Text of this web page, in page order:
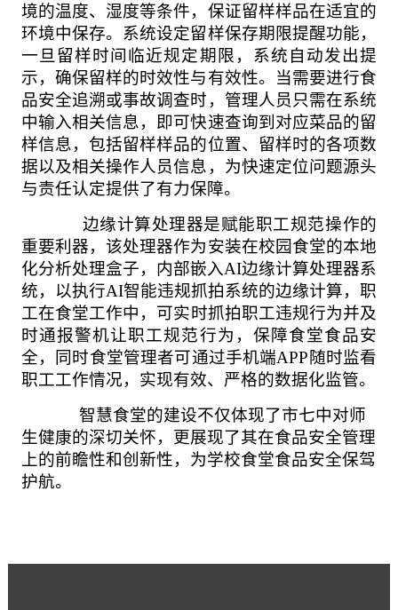
境的温度、湿度等条件，保证留样样品在适宜的
环境中保存。系统设定留样保存期限提醒功能，
一旦留样时间临近规定期限，系统自动发出提
示，确保留样的时效性与有效性。当需要进行食
品安全追溯或事故调查时，管理人员只需在系统
中输入相关信息，即可快速查询到对应菜品的留
样信息，包括留样样品的位置、留样时的各项数
据以及相关操作人员信息，为快速定位问题源头
与责任认定提供了有力保障。
边缘计算处理器是赋能职工规范操作的
重要利器，该处理器作为安装在校园食堂的本地
化分析处理盒子，内部嵌入AI边缘计算处理器系
统，以执行AI智能违规抓拍系统的边缘计算，职
工在食堂工作中，可实时抓拍职工违规行为并及
时通报警机让职工规范行为，保障食堂食品安
全，同时食堂管理者可通过手机端APP随时监看
职工工作情况，实现有效、严格的数据化监管。
智慧食堂的建设不仅体现了市七中对师
生健康的深切关怀，更展现了其在食品安全管理
上的前瞻性和创新性，为学校食堂食品安全保驾
护航。